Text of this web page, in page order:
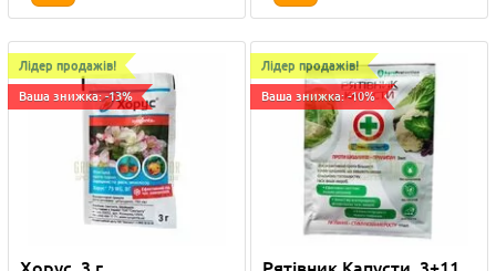
Лідер продажів!
Ваша знижка: -13%
Лідер продажів!
Ваша знижка: -10%